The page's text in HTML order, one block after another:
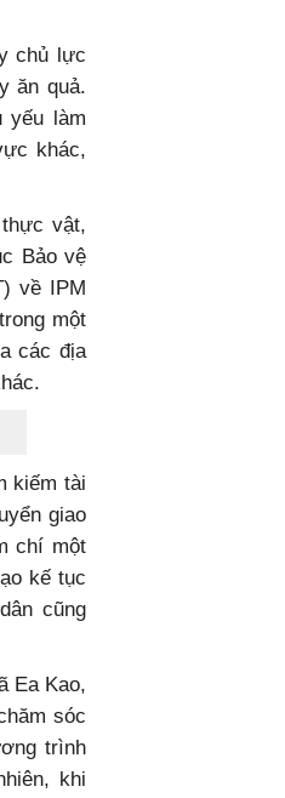
chủ lực
ăn quả.
yếu làm
khác,
vật,
Bảo vệ
về IPM
một
các địa
kiếm tài
giao
chí một
kế tục
cũng
Ea Kao,
sóc
trình
khi